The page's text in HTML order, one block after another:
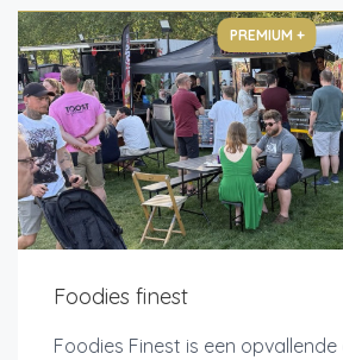
PREMIUM +
Foodies finest
Foodies Finest is een